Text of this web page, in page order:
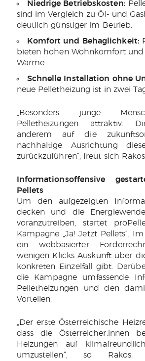
Niedrige Betriebskosten:
sind im Vergleich zu Öl- und
deutlich günstiger im Betrieb.
Komfort und Behaglichkeit:
bieten hohen Wohnkomfort
Wärme.
Schnelle Installation ohne
neue Pelletheizung ist in zwei
„Besonders junge
Pelletheizungen attraktiv.
anderem auf die
nachhaltige Ausrichtung
zurückzuführen”, freut sich Rakos.
Informationsoffensive
Pellets
Um den aufgezeigten
decken und die
voranzutreiben, startet
Kampagne „Ja! Jetzt Pellets“.
ein webbasierter
wenigen Klicks Auskunft über
konkreten Einzelfall gibt.
die Kampagne umfassende
Pelletheizungen und den
Vorteilen.
„Der erste Österreichische
dass die Österreicher:innen
Heizungen auf
umzustellen“, so Rakos.